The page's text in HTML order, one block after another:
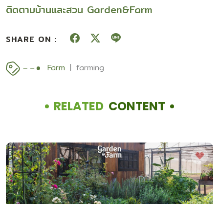
ติดตามบ้านและสวน Garden&Farm
SHARE ON :
Farm farming
RELATED CONTENT